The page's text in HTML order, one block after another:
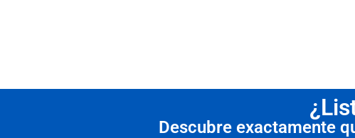
Descubre exactamente